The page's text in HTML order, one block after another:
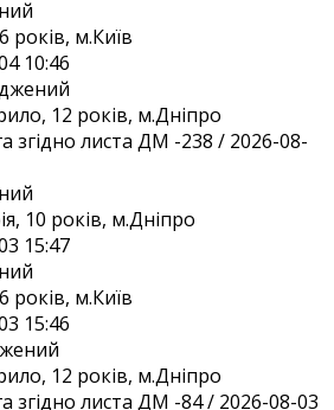
років, м.Київ
10:46
12 років, м.Дніпро
згідно листа ДМ -238 / 2026-08-
10 років, м.Дніпро
15:47
років, м.Київ
15:46
12 років, м.Дніпро
згідно листа ДМ -84 / 2026-08-03